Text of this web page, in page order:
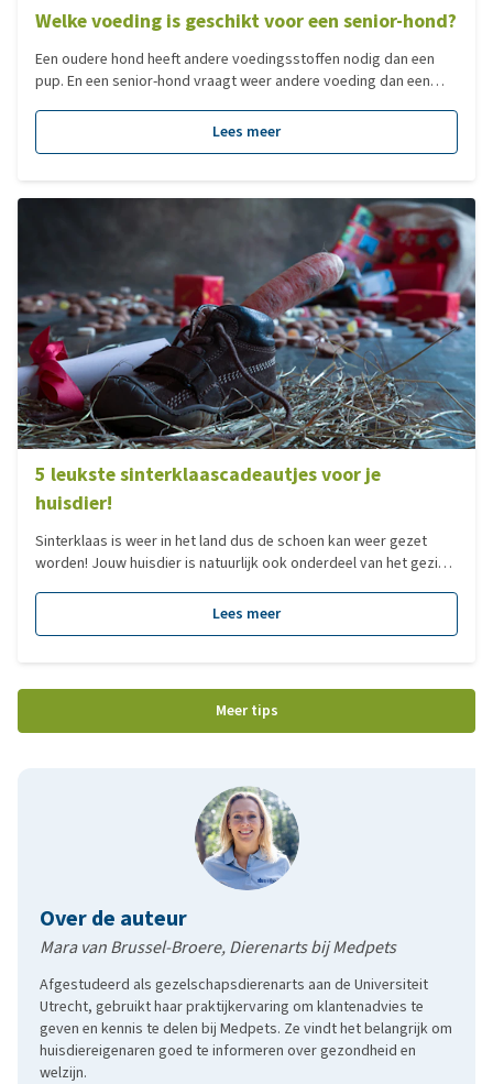
Welke voeding is geschikt voor een senior-hond?
Een oudere hond heeft andere voedingsstoffen nodig dan een
pup. En een senior-hond vraagt weer andere voeding dan een
leeftijd van de hond is daarom essentieel voor een gezonde
hond.
Lees meer
5 leukste sinterklaascadeautjes voor je
huisdier!
Sinterklaas is weer in het land dus de schoen kan weer gezet
worden! Jouw huisdier is natuurlijk ook onderdeel van het gezin
leukste schoencadeautjes op een rijtje gezet.
Lees meer
Meer tips
Over de auteur
Mara van Brussel-Broere, Dierenarts bij Medpets
Afgestudeerd als gezelschapsdierenarts aan de Universiteit
Utrecht, gebruikt haar praktijkervaring om klantenadvies te
geven en kennis te delen bij Medpets. Ze vindt het belangrijk om
huisdiereigenaren goed te informeren over gezondheid en
welzijn.